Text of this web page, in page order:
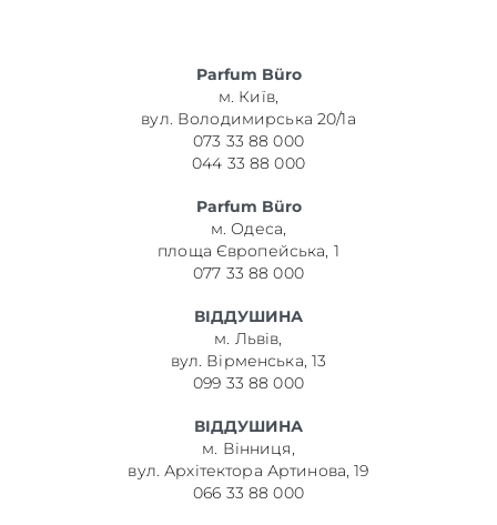
Parfum Büro
м. Київ,
вул. Володимирська 20/1а
073 33 88 000
044 33 88 000
Parfum Büro
м. Одеса,
площа Європейська, 1
077 33 88 000
ВІДДУШИНА
м. Львів,
вул. Вірменська, 13
099 33 88 000
ВІДДУШИНА
м. Вінниця,
вул. Архітектора Артинова, 19
066 33 88 000